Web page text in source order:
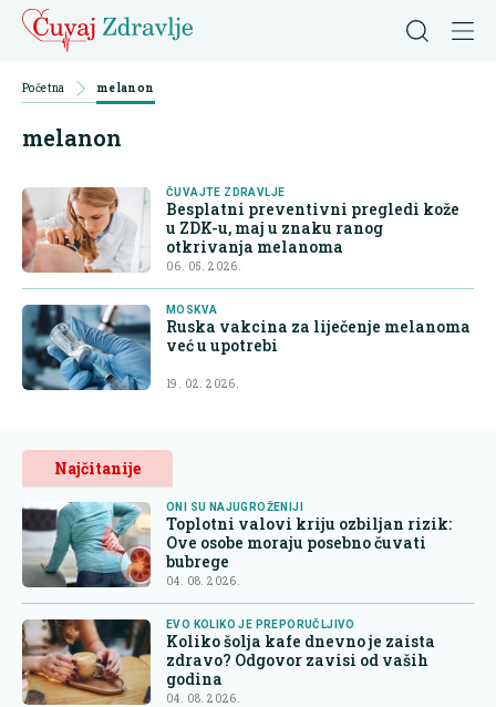
Početna melanon
melanon
ČUVAJTE ZDRAVLJE
Besplatni preventivni pregledi kože
u ZDK-u, maj u znaku ranog
otkrivanja melanoma
06. 05. 2026.
MOSKVA
Ruska vakcina za liječenje melanoma
već u upotrebi
19. 02. 2026.
Najčitanije
ONI SU NAJUGROŽENIJI
Toplotni valovi kriju ozbiljan rizik:
Ove osobe moraju posebno čuvati
bubrege
04. 08. 2026.
EVO KOLIKO JE PREPORUČLJIVO
Koliko šolja kafe dnevno je zaista
zdravo? Odgovor zavisi od vaših
godina
04. 08. 2026.